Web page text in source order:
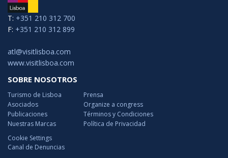
T: +351 210 312 700
F: +351 210 312 899
atl@visitlisboa.com
www.visitlisboa.com
SOBRE NOSOTROS
Turismo de Lisboa
Asociados
Publicaciones
Nuestras Marcas
Prensa
Organize a congress
Términos y Condiciones
Política de Privacidad
Cookie Settings
Canal de Denuncias